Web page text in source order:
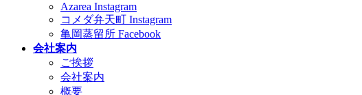
Azarea Instagram
コメダ弁天町 Instagram
亀岡蒸留所 Facebook
会社案内
ご挨拶
会社案内
概要